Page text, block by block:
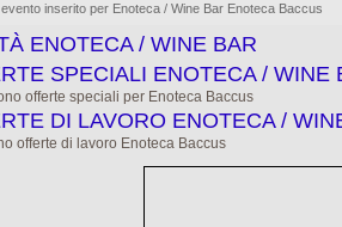
inserito per Enoteca / Wine Bar Enoteca Baccus
ENOTECA / WINE BAR
SPECIALI ENOTECA / WINE
offerte speciali per Enoteca Baccus
DI LAVORO ENOTECA /
offerte di lavoro Enoteca Baccus